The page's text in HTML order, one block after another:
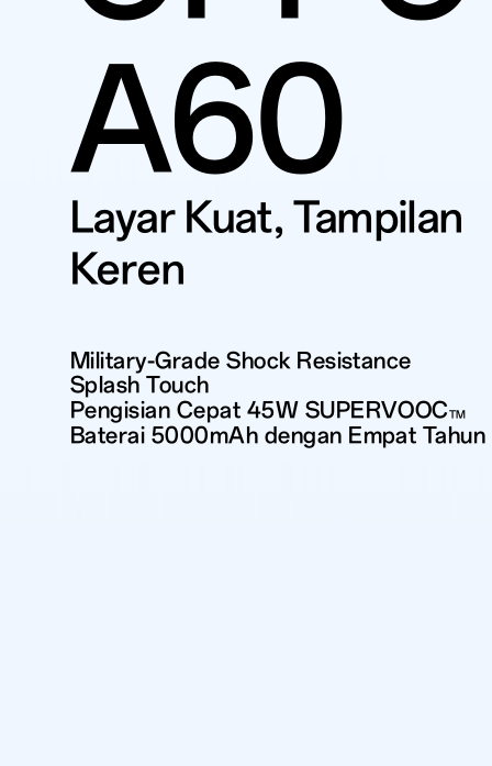
A60
Layar Kuat, Tampilan
Keren
Military-Grade Shock Resistance
Splash Touch
Pengisian Cepat 45W SUPERVOOCTM
Baterai 5000mAh dengan Empat